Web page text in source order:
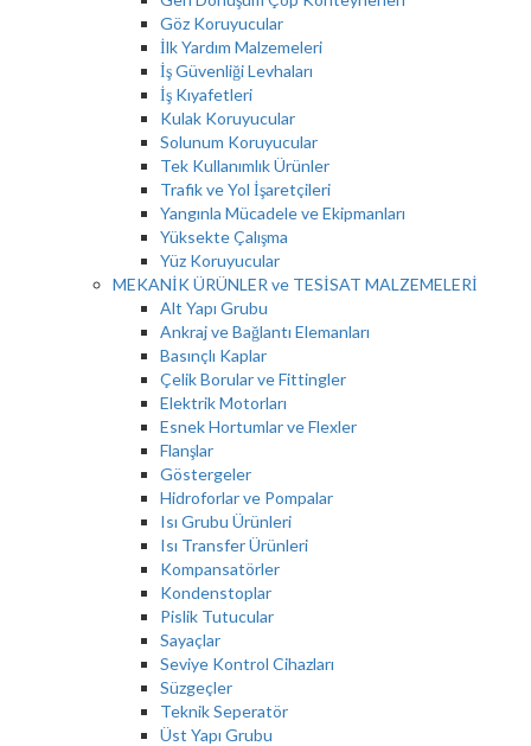
Göz Koruyucular
İlk Yardım Malzemeleri
İş Güvenliği Levhaları
İş Kıyafetleri
Kulak Koruyucular
Solunum Koruyucular
Tek Kullanımlık Ürünler
Trafik ve Yol İşaretçileri
Yangınla Mücadele ve Ekipmanları
Yüksekte Çalışma
Yüz Koruyucular
MEKANİK ÜRÜNLER ve TESİSAT MALZEMELERİ
Alt Yapı Grubu
Ankraj ve Bağlantı Elemanları
Basınçlı Kaplar
Çelik Borular ve Fittingler
Elektrik Motorları
Esnek Hortumlar ve Flexler
Flanşlar
Göstergeler
Hidroforlar ve Pompalar
Isı Grubu Ürünleri
Isı Transfer Ürünleri
Kompansatörler
Kondenstoplar
Pislik Tutucular
Sayaçlar
Seviye Kontrol Cihazları
Süzgeçler
Teknik Seperatör
Üst Yapı Grubu